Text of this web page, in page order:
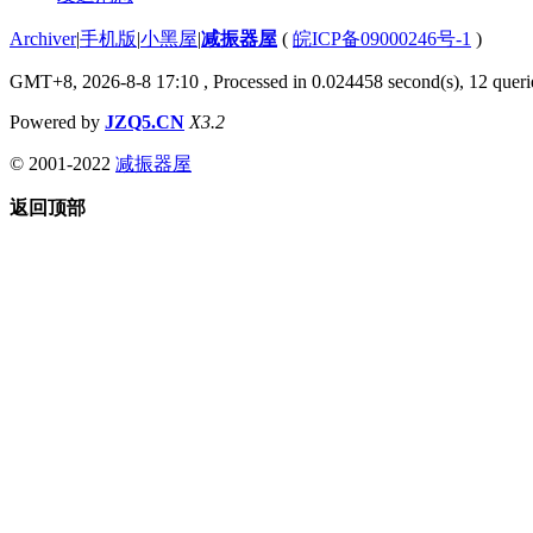
Archiver|手机版|小黑屋|减振器屋 ( 皖ICP备09000246号-1 )
GMT+8, 2026-8-8 17:10 , Processed in 0.024458 second(s), 12
Powered by JZQ5.CN X3.2
© 2001-2022 减振器屋
返回顶部